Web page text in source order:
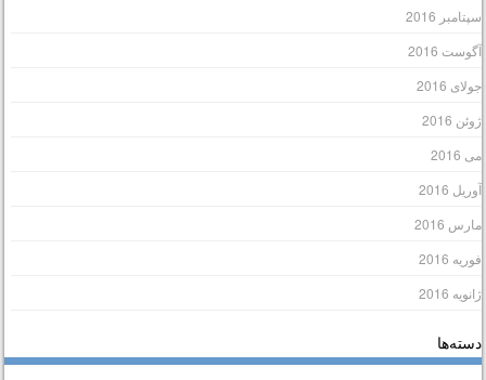
2016
2016
2016
2016
2016
2016
2016
2016
2016